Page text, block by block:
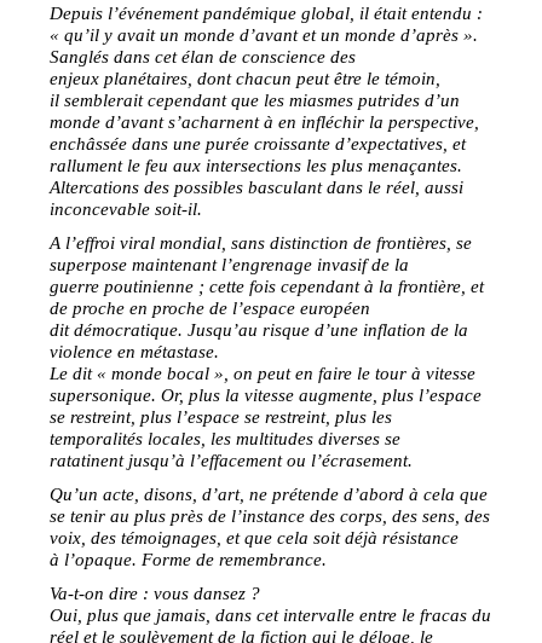
Depuis l’événement pandémique global, il était entendu :
« qu’il y avait un monde d’avant et un monde d’après ».
Sanglés dans cet élan de conscience des
enjeux planétaires, dont chacun peut être le témoin,
il semblerait cependant que les miasmes putrides d’un
monde d’avant s’acharnent à en infléchir la perspective,
enchâssée dans une purée croissante d’expectatives, et
rallument le feu aux intersections les plus menaçantes.
Altercations des possibles basculant dans le réel, aussi
inconcevable soit-il.
A l’effroi viral mondial, sans distinction de frontières, se
superpose maintenant l’engrenage invasif de la
guerre poutinienne ; cette fois cependant à la frontière, et
de proche en proche de l’espace européen
dit démocratique. Jusqu’au risque d’une inflation de la
violence en métastase.
Le dit « monde bocal », on peut en faire le tour à vitesse
supersonique. Or, plus la vitesse augmente, plus l’espace
se restreint, plus l’espace se restreint, plus les
temporalités locales, les multitudes diverses se
ratatinent jusqu’à l’effacement ou l’écrasement.
Qu’un acte, disons, d’art, ne prétende d’abord à cela que
se tenir au plus près de l’instance des corps, des sens, des
voix, des témoignages, et que cela soit déjà résistance
à l’opaque. Forme de remembrance.
Va-t-on dire : vous dansez ?
Oui, plus que jamais, dans cet intervalle entre le fracas du
réel et le soulèvement de la fiction qui le déloge, le